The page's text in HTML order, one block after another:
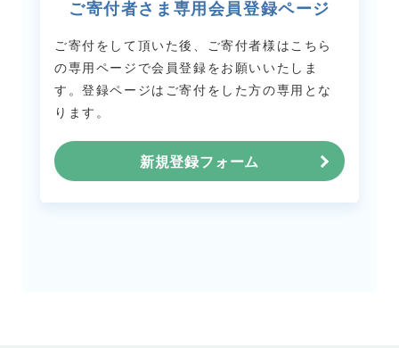
ご寄付者さま専用会員登録ページ
ご寄付をして頂いた後、ご寄付者様はこちら
の専用ページで会員登録をお願いいたしま
す。登録ページはご寄付をした方の専用とな
ります。
新規登録フォーム